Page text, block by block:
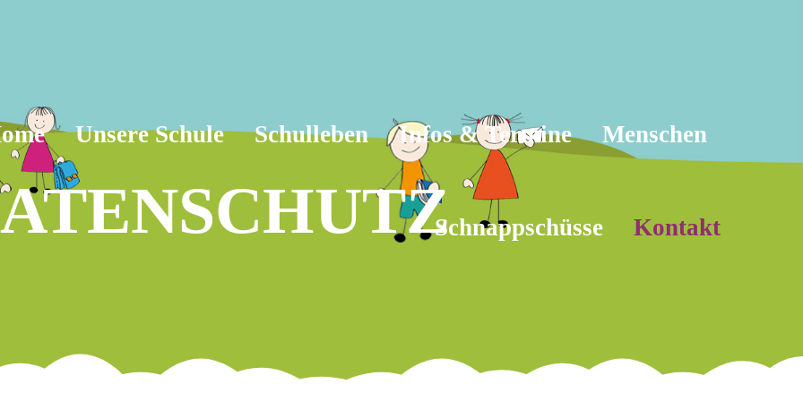
Unsere Schule Schulleben Infos & Termine Menschen
Schnappschüsse Kontakt